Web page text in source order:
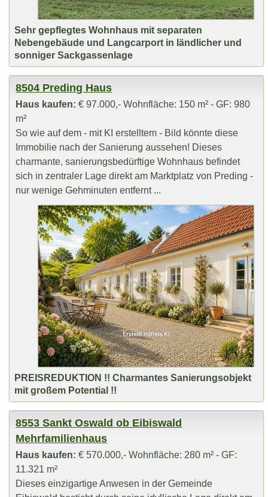
Sehr gepflegtes Wohnhaus mit separaten
Nebengebäude und Langcarport in ländlicher und
sonniger Sackgassenlage
8504 Preding Haus
Haus kaufen: € 97.000,- Wohnfläche: 150 m² - GF: 980
m²
So wie auf dem - mit KI erstelltem - Bild könnte diese
Immobilie nach der Sanierung aussehen! Dieses
charmante, sanierungsbedürftige Wohnhaus befindet
sich in zentraler Lage direkt am Marktplatz von Preding -
nur wenige Gehminuten entfernt ...
PREISREDUKTION !! Charmantes Sanierungsobjekt
mit großem Potential !!
8553 Sankt Oswald ob Eibiswald
Mehrfamilienhaus
Haus kaufen: € 570.000,- Wohnfläche: 280 m² - GF:
11.321 m²
Dieses einzigartige Anwesen in der Gemeinde